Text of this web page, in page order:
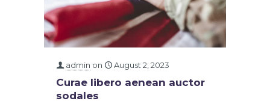
admin on August 2, 2023
Curae libero aenean auctor
sodales